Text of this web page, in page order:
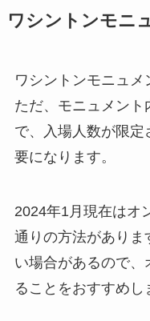
ワシントンモニ
ワシントンモニュメ
ただ、モニュメン
で、入場人数が限
要になります。
2024年1月現在はオ
通りの方法がありま
い場合があるので
ることをおすすめし